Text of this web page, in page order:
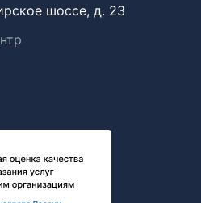
шоссе, д. 23